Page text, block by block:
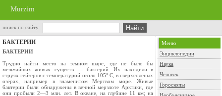
Murzim
поиск по сайту
БАКТЕРИИ
БАКТЕРИИ
Трудно найти место на земном шаре, где не было бы
мельчайших живых существ — бак­терий. Их находили в
струях гейзеров с темпе­ратурой около 105° С, в сверхсолёных
озёрах, например в знаменитом Мёртвом море. Живые
бактерии были обнаружены в вечной мерзлоте Арктики, где
они пробыли 2—3 млн. лет. В океа­не, на глубине 11 км; на
Меню
Энциклопедии
Наука
Человек
Гороскопы